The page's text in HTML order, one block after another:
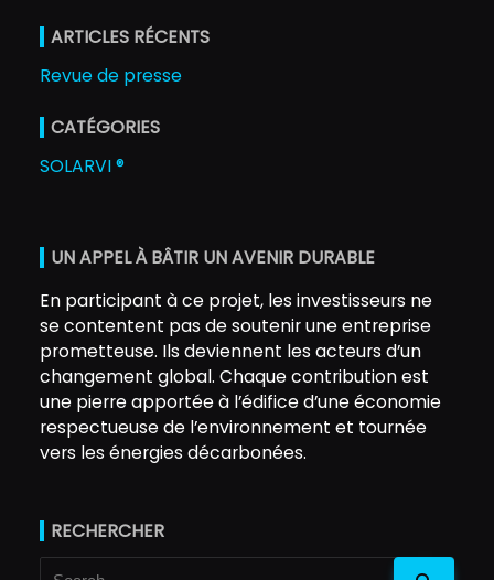
ARTICLES RÉCENTS
Revue de presse
CATÉGORIES
SOLARVI ®
UN APPEL À BÂTIR UN AVENIR DURABLE
En participant à ce projet, les investisseurs ne
se contentent pas de soutenir une entreprise
prometteuse. Ils deviennent les acteurs d’un
changement global. Chaque contribution est
une pierre apportée à l’édifice d’une économie
respectueuse de l’environnement et tournée
vers les énergies décarbonées.
RECHERCHER
Search